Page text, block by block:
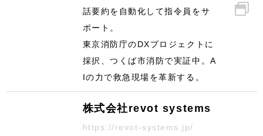
話要約を自動化して指令員をサ
ポート。
東京消防庁のDXプロジェクトに
採択、つくば市消防で実証中。A
Iの力で救急現場を革新する。
株式会社revot systems
https://revot-systems.jp/